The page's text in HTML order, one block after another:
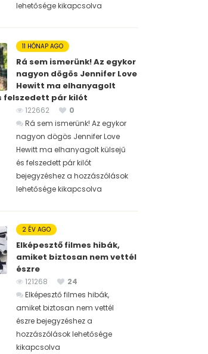
lehetősége kikapcsolva
11 HÓNAP AGO
Rá sem ismerünk! Az egykor
nagyon dögös Jennifer Love
Hewitt ma elhanyagolt
felszedett pár kilót
122662
0
Rá sem ismerünk! Az egykor
nagyon dögös Jennifer Love
Hewitt ma elhanyagolt külsejű
és felszedett pár kilót
bejegyzéshez a hozzászólások
lehetősége kikapcsolva
2 ÉV AGO
Elképesztő filmes hibák,
amiket biztosan nem vettél
észre
121268
24
Elképesztő filmes hibák,
amiket biztosan nem vettél
észre bejegyzéshez a
hozzászólások lehetősége
kikapcsolva